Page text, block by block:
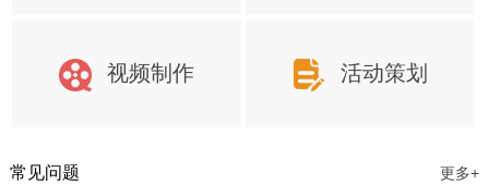
视频制作 活动策划
常见问题 更多+